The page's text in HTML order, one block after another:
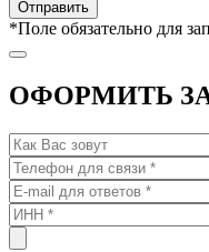
*Поле обязательно для
ОФОРМИТЬ